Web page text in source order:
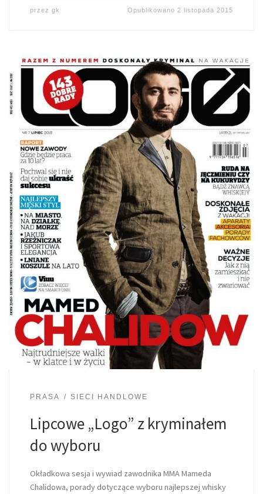
przez gk Opublikowano 2 listopada 2015
PRASA SIECI HANDLOWE
Lipcowe „Logo” z kryminałem
do wyboru
Okładkowa sesja i wywiad zawodnika MMA Mameda
Chalidowa, porady dotyczące wyboru najlepszej whisky